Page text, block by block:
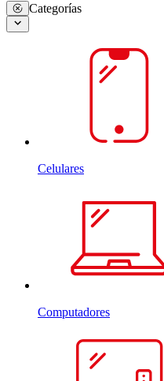
Categorías
Celulares
Computadores